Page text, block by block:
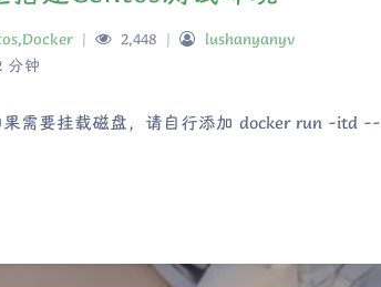
,Docker | 2,448 |
lushanyanyv
分钟
果需要挂载磁盘，请自行添加 docker run -itd --